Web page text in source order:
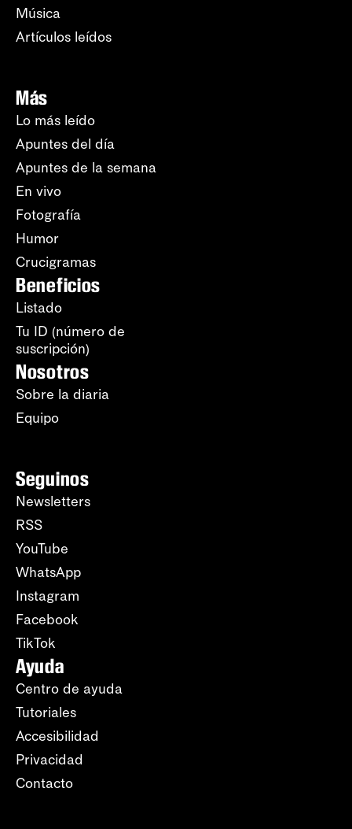
Música
Artículos leídos
Más
Lo más leído
Apuntes del día
Apuntes de la semana
En vivo
Fotografía
Humor
Crucigramas
Beneficios
Listado
Tu ID (número de
suscripción)
Nosotros
Sobre la diaria
Equipo
Seguinos
Newsletters
RSS
YouTube
WhatsApp
Instagram
Facebook
TikTok
Ayuda
Centro de ayuda
Tutoriales
Accesibilidad
Privacidad
Contacto